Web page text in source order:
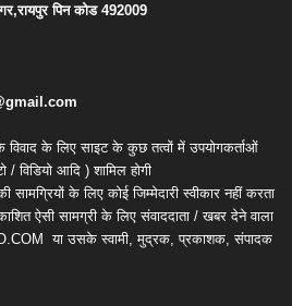
,रायपुर पिन कोड492009
विवाद के लिए साइट के कुछ तत्वों में उपयोगकर्ताओं
/ विडियो आदि ) शामिल होगी
सामग्रियों के लिए कोई जिम्मेदारी स्वीकार नहीं करता
ऐसी सामग्री के लिए संवाददाता / खबर देने वाला
या उसके स्वामी, मुद्रक, प्रकाशक, संपादक